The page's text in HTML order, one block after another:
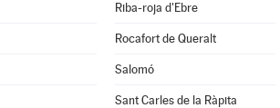
Riba-roja d'Ebre
Rocafort de Queralt
Salomó
Sant Carles de la Ràpita